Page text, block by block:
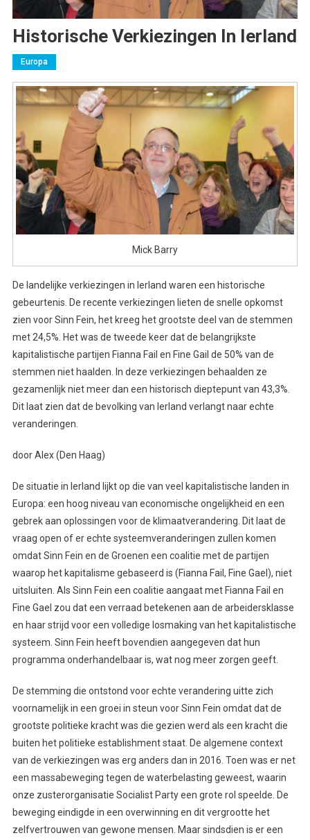
Historische Verkiezingen In Ierland
Europa
Mick Barry
De landelijke verkiezingen in Ierland waren een historische
gebeurtenis. De recente verkiezingen lieten de snelle opkomst
zien voor Sinn Fein, het kreeg het grootste deel van de stemmen
met 24,5%. Het was de tweede keer dat de belangrijkste
kapitalistische partijen Fianna Fail en Fine Gail de 50% van de
stemmen niet haalden. In deze verkiezingen behaalden ze
gezamenlijk niet meer dan een historisch dieptepunt van 43,3%.
Dit laat zien dat de bevolking van Ierland verlangt naar echte
veranderingen.
door Alex (Den Haag)
De situatie in Ierland lijkt op die van veel kapitalistische landen in
Europa: een hoog niveau van economische ongelijkheid en een
gebrek aan oplossingen voor de klimaatverandering. Dit laat de
vraag open of er echte systeemveranderingen zullen komen
omdat Sinn Fein en de Groenen een coalitie met de partijen
waarop het kapitalisme gebaseerd is (Fianna Fail, Fine Gael), niet
uitsluiten. Als Sinn Fein een coalitie aangaat met Fianna Fail en
Fine Gael zou dat een verraad betekenen aan de arbeidersklasse
en haar strijd voor een volledige losmaking van het kapitalistische
systeem. Sinn Fein heeft bovendien aangegeven dat hun
programma onderhandelbaar is, wat nog meer zorgen geeft.
De stemming die ontstond voor echte verandering uitte zich
voornamelijk in een groei in steun voor Sinn Fein omdat dat de
grootste politieke kracht was die gezien werd als een kracht die
buiten het politieke establishment staat. De algemene context
van de verkiezingen was erg anders dan in 2016. Toen was er net
een massabeweging tegen de waterbelasting geweest, waarin
onze zusterorganisatie Socialist Party een grote rol speelde. De
beweging eindigde in een overwinning en dit vergrootte het
zelfvertrouwen van gewone mensen. Maar sindsdien is er een